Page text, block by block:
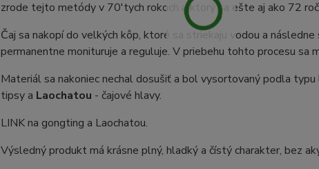
zrode tejto metódy v 70'tych rokoch a ktorý sa ešte aj ako 72
Čaj sa nakopí do velkých kôp, ktoré sa striekaju vodou a
permanentne monituruje a reguluje. V priebehu tohto procesu sa
Materiál sa nakoniec nechal dosušiť a bol vysortovaný podla
tipsy a Laochatou - čajové hlavy.
LINK na gongting a Laochatou.
Výsledný produkt má krásne plný, hladký a čístý charakter, bez